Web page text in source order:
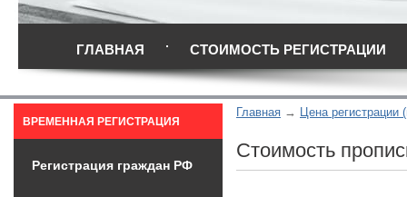
ГЛАВНАЯ СТОИМОСТЬ РЕГИСТРАЦИИ
Главная Цена регистрации
Стоимость
ВРЕМЕННАЯ РЕГИСТРАЦИЯ
Регистрация граждан РФ